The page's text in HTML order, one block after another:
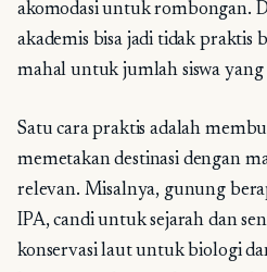
akomodasi untuk rombongan.
akademis bisa jadi tidak praktis
mahal untuk jumlah siswa yang
Satu cara praktis adalah
memetakan destinasi dengan
relevan. Misalnya, gunung
IPA, candi untuk sejarah dan
konservasi laut untuk biologi